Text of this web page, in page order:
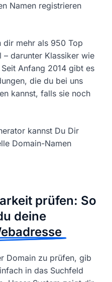
Namen registrieren
dir mehr als 950 Top
– darunter Klassiker wie
Anfang 2014 gibt es
die du bei uns
kannst, falls sie noch
kannst Du Dir
Domain-Namen
prüfen: So
deine
Domain zu prüfen, gib
in das Suchfeld